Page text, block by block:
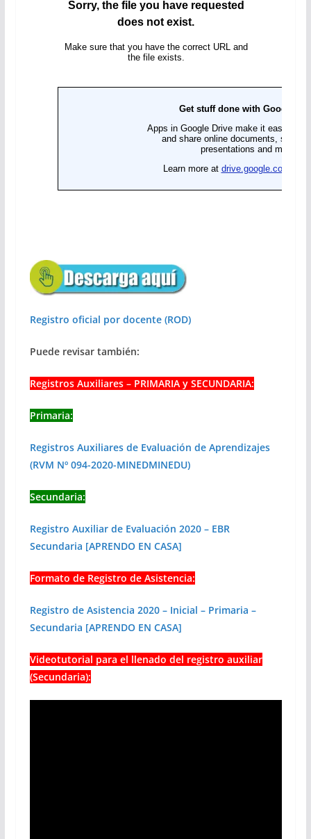
Registro oficial por docente (ROD)
Puede revisar también:
Registros Auxiliares – PRIMARIA y SECUNDARIA:
Primaria:
Registros Auxiliares de Evaluación de Aprendizajes
(RVM Nº 094-2020-MINEDMINEDU)
Secundaria:
Registro Auxiliar de Evaluación 2020 – EBR
Secundaria [APRENDO EN CASA]
Formato de Registro de Asistencia:
Registro de Asistencia 2020 – Inicial – Primaria –
Secundaria [APRENDO EN CASA]
Videotutorial para el llenado del registro auxiliar
(Secundaria):